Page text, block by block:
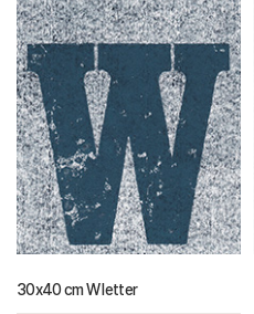
30x40 cm W letter